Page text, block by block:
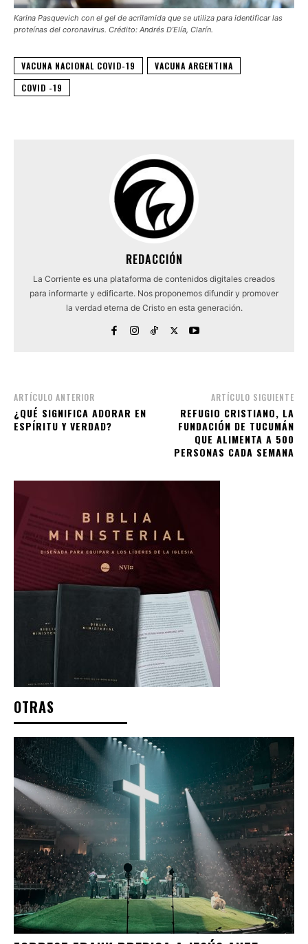
Karina Pasquevich con el gel de acrilamida que se utiliza para identificar las
proteínas del coronavirus. Crédito: Andrés D’Elía, Clarín.
VACUNA NACIONAL COVID-19
VACUNA ARGENTINA
COVID -19
REDACCIÓN
La Corriente es una plataforma de contenidos digitales creados
para informarte y edificarte. Nos proponemos difundir y promover
la verdad eterna de Cristo en esta generación.
ARTÍCULO ANTERIOR
¿QUÉ SIGNIFICA ADORAR EN
ESPÍRITU Y VERDAD?
ARTÍCULO SIGUIENTE
REFUGIO CRISTIANO, LA
FUNDACIÓN DE TUCUMÁN
QUE ALIMENTA A 500
PERSONAS CADA SEMANA
OTRAS